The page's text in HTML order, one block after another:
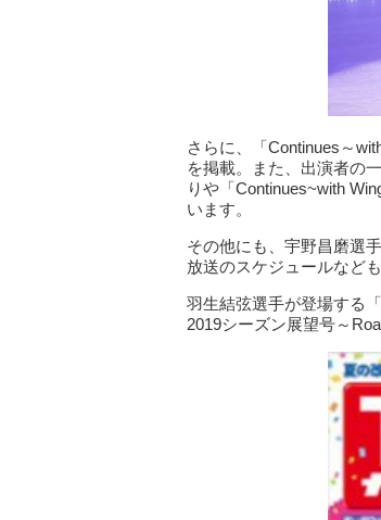
さらに、「Continues～
を掲載。また、出演者の
りや「Continues~with
います。
その他にも、宇野昌磨選
放送のスケジュールなど
羽生結弦選手が登場する
2019シーズン展望号～